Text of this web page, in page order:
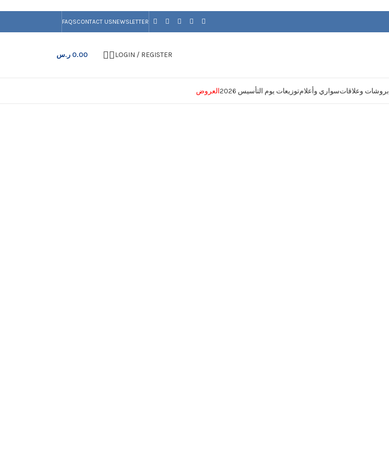
NEWSLETTER
CONTACT US
FAQS
LOGIN / REGISTER
0.00 ر.س
بروشات وعلاقاتسواري وأعلامتوزيعات يوم التأسيس 2026 العروض